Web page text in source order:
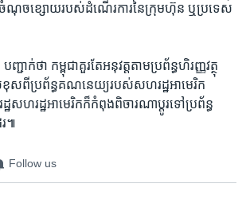
ណុច​ខ្សោយ​របស់​ដំណើរការ​នៃ​ក្រុម​ហ៊ុន​ ឬ​ប្រទេស​
ញ្ជាក់​ថា កម្ពុជា​គួរ​តែ​អនុវត្ត​តាម​ប្រព័ន្ធ​ហិរញ្ញវត្ថុ​
ល​ខុសពី​ប្រព័ន្ធ​គណនេយ្យ​របស់​សហរដ្ឋ​អាមេរិក
សហរដ្ឋ​អាមេរិក​ក៏​កំពុង​ពិចារណា​ប្តូរ​ទៅ​ប្រព័ន្ធ​
៕
Follow us